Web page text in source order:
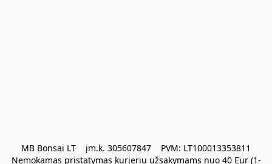
MB Bonsai LT    įm.k. 305607847    PVM: LT100013353811
Nemokamas pristatymas kurjeriu užsakymams nuo 40 Eur (1-